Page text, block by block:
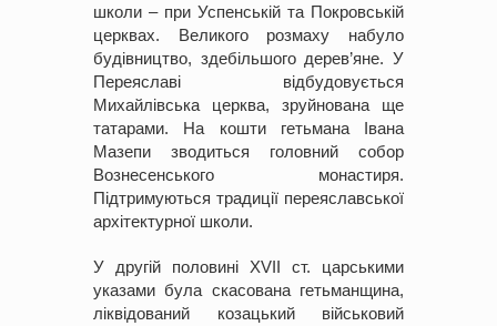
школи – при Успенській та Покровській
церквах. Великого розмаху набуло
будівництво, здебільшого дерев’яне. У
Переяславі відбудовується
Михайлівська церква, зруйнована ще
татарами. На кошти гетьмана Івана
Мазепи зводиться головний собор
Вознесенського монастиря.
Підтримуються традиції переяславської
архітектурної школи.
У другій половині XVII ст. царськими
указами була скасована гетьманщина,
ліквідований козацький військовий